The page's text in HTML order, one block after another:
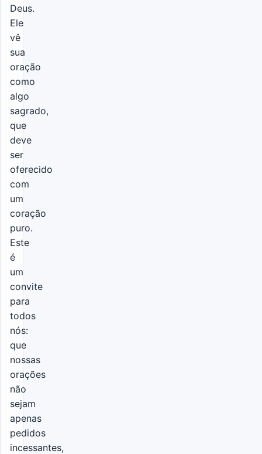
Deus.
Ele
vê
sua
oração
como
algo
sagrado,
que
deve
ser
oferecido
com
um
coração
puro.
Este
é
um
convite
para
todos
nós:
que
nossas
orações
não
sejam
apenas
pedidos
incessantes,